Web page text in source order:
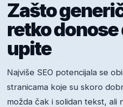
Zašto
retko donose
upite
Najviše SEO potencijala se
stranicama koje su skoro
možda čak i solidan tekst, ali